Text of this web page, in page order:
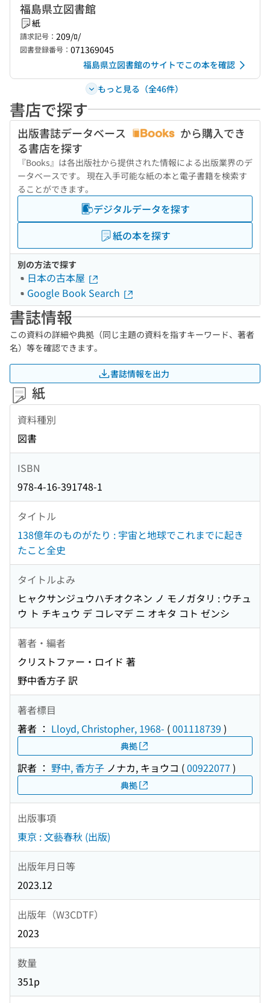
福島県立図書館
紙
請求記号： 209/ﾛ/
図書登録番号： 071369045
福島県立図書館のサイトでこの本を確認
もっと見る（全46件）
書店で探す
出版書誌データベース
から購入でき
る書店を探す
『Books』は各出版社から提供された情報による出版業界のデ
ータベースです。 現在入手可能な紙の本と電子書籍を検索す
ることができます。
デジタルデータを探す
紙の本を探す
別の方法で探す
日本の古本屋
Google Book Search
書誌情報
この資料の詳細や典拠（同じ主題の資料を指すキーワード、著者
名）等を確認できます。
書誌情報を出力
紙
資料種別
図書
ISBN
978-4-16-391748-1
タイトル
138億年のものがたり : 宇宙と地球でこれまでに起き
たこと全史
タイトルよみ
ヒャクサンジュウハチオクネン ノ モノガタリ : ウチュ
ウ ト チキュウ デ コレマデ ニ オキタ コト ゼンシ
著者・編者
クリストファー・ロイド 著
野中香方子 訳
著者標目
著者 ： Lloyd, Christopher, 1968- (001118739 )
典拠
訳者 ： 野中, 香方子 ノナカ, キョウコ (00922077 )
典拠
出版事項
東京 : 文藝春秋 (出版)
出版年月日等
2023.12
出版年（W3CDTF）
2023
数量
351p